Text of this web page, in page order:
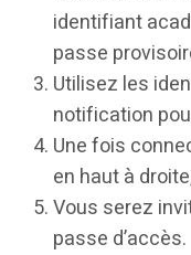
identifiant
passe
Utilisez les
notification
Une fois
en haut à
Vous serez
passe d’accès.